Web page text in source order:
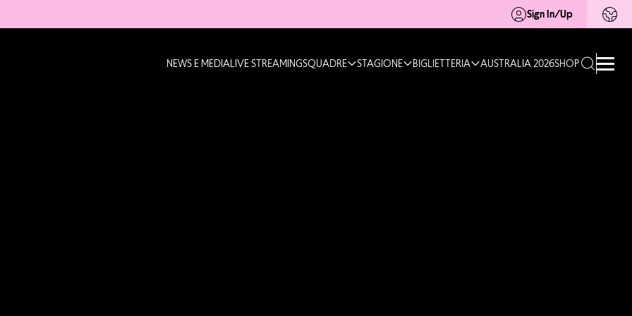
Sign In/Up
NEWS E MEDIALIVE STREAMINGSQUADRE STAGIONE BIGLIETTERIA AUSTRALIA 2026SHOP